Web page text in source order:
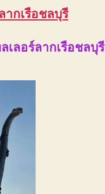
ากเรือชลบุรี
เลอร์ลากเรือชลบุรี